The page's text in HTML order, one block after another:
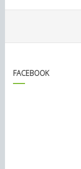
FACEBOOK